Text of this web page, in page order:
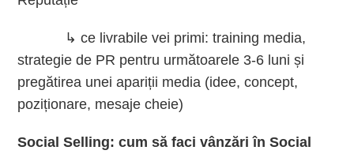
↳ ce livrabile vei primi: training media,
strategie de PR pentru următoarele 3-6 luni și
pregătirea unei apariții media (idee, concept,
poziționare, mesaje cheie)
Social Selling: cum să faci vânzări în Social